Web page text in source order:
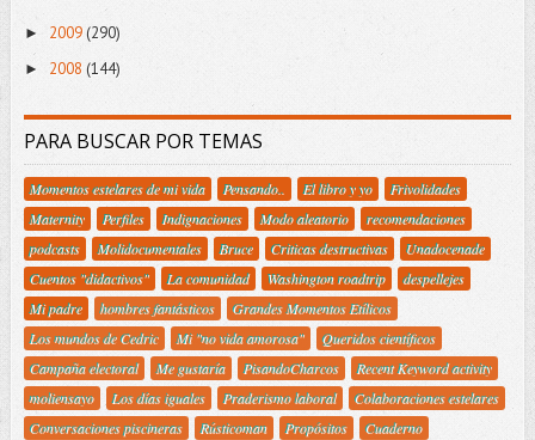
► 2009(290)
► 2008 (144)
PARA BUSCAR POR TEMAS
Momentos estelares de mi vida Pensando.. El libro y yo
Frivolidades
Maternity
Perfiles Indignaciones Modo aleatorio
recomendaciones
podcasts
Molidocumentales Bruce Criticas destructivas
Unadocenade
Cuentos "didactivos"
La comunidad Washington roadtrip
despellejes
Mi padre
hombres fantásticos
Grandes Momentos Etílicos
Los mundos de Cedric
Mi "no vida amorosa"
Queridos científicos
Campaña electoral
Me gustaría PisandoCharcos
Recent Keyword activity
moliensayo
Los días iguales Praderismo laboral
Colaboraciones estelares
Conversaciones piscineras
Rústicoman Propósitos
Cuaderno